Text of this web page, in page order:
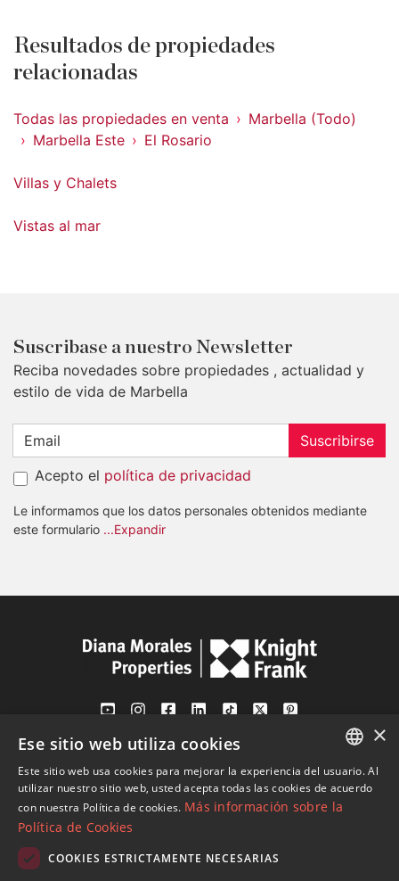
Resultados de propiedades
relacionadas
Todas las propiedades en venta
Marbella (Todo)
Marbella Este
El Rosario
Villas y Chalets
Vistas al mar
Suscribase a nuestro Newsletter
Reciba novedades sobre propiedades , actualidad y
estilo de vida de Marbella
Suscribirse
Acepto el política de privacidad
Le informamos que los datos personales obtenidos mediante
este formulario ...Expandir
Av. Canovas del Castillo 4
1st Floor, Office 3
29601 Marbella
Ver en mapa
Tel:+34 952 765 138
ENGLISH
SPANISH
×
Ese sitio web utiliza cookies
Este sitio web usa cookies para mejorar la experiencia del usuario. Al
utilizar nuestro sitio web, usted acepta todas las cookies de acuerdo
con nuestra Política de cookies. Más información sobre la
Política de Cookies
COOKIES ESTRICTAMENTE NECESARIAS